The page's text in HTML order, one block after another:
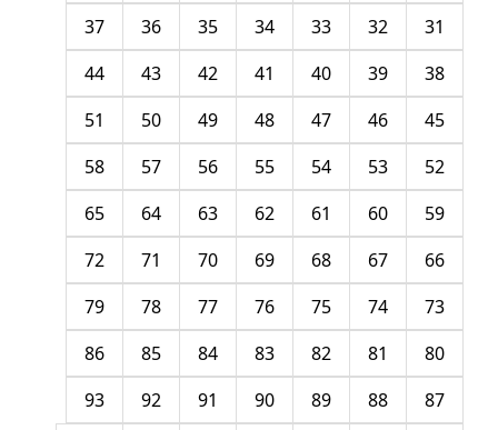
31
32
33
34
35
36
37
38
39
40
41
42
43
44
45
46
47
48
49
50
51
52
53
54
55
56
57
58
59
60
61
62
63
64
65
66
67
68
69
70
71
72
73
74
75
76
77
78
79
80
81
82
83
84
85
86
87
88
89
90
91
92
93